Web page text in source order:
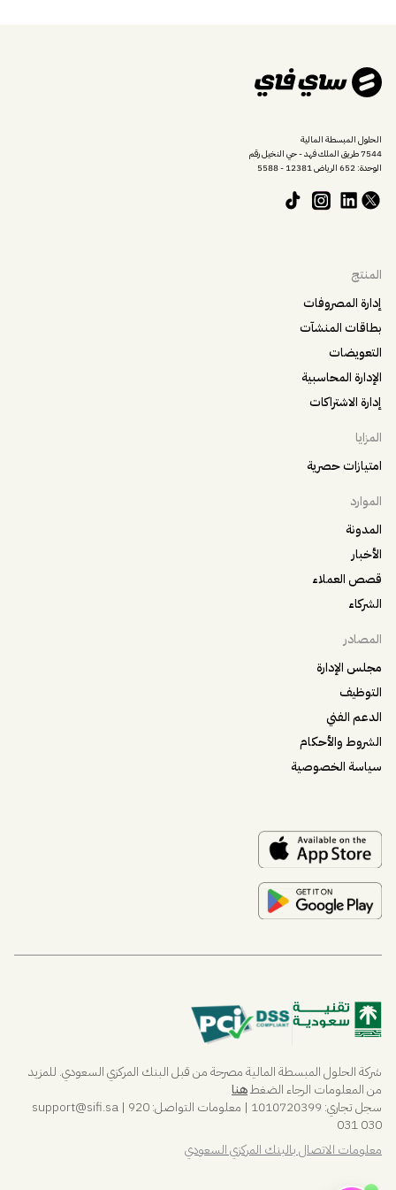
الحلول المبسطة المالية
7544 طريق الملك فهد - حي النخيل رقم
الوحدة: 652 الرياض 12381 - 5588
المنتج
إدارة المصروفات
بطاقات المنشآت
التعويضات
الإدارة المحاسبية
إدارة الاشتراكات
المزايا
امتيازات حصرية
الموارد
المدونة
الأخبار
قصص العملاء
الشركاء
المصادر
مجلس الإدارة
التوظيف
الدعم الفني
الشروط والأحكام
سياسة الخصوصية
شركة الحلول المبسطة المالية مصرحة من قبل البنك المركزي السعودي. للمزيد
من المعلومات الرجاء الضغطهنا
سجل تجاري: 1010720399 | معلومات التواصل:
support@sifi.sa | 920
031 030
معلومات الاتصال بالبنك المركزي السعودي
أهلاً! أنا مساعد، مساعد ساي فاي الذكي. هل تبحث عن حجز
اجتماع أو معرفة المزيد عن ساي فاي؟